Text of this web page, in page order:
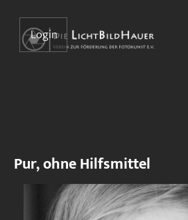
Login
Pur, ohne Hilfsmittel